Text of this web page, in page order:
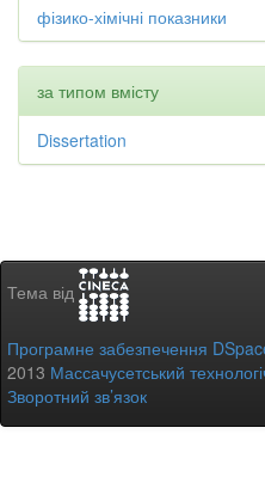
фізико-хімічні показники
за типом вмісту
Dissertation
Тема від
Програмне забезпечення
2013 Массачусетський
Зворотний зв’язок